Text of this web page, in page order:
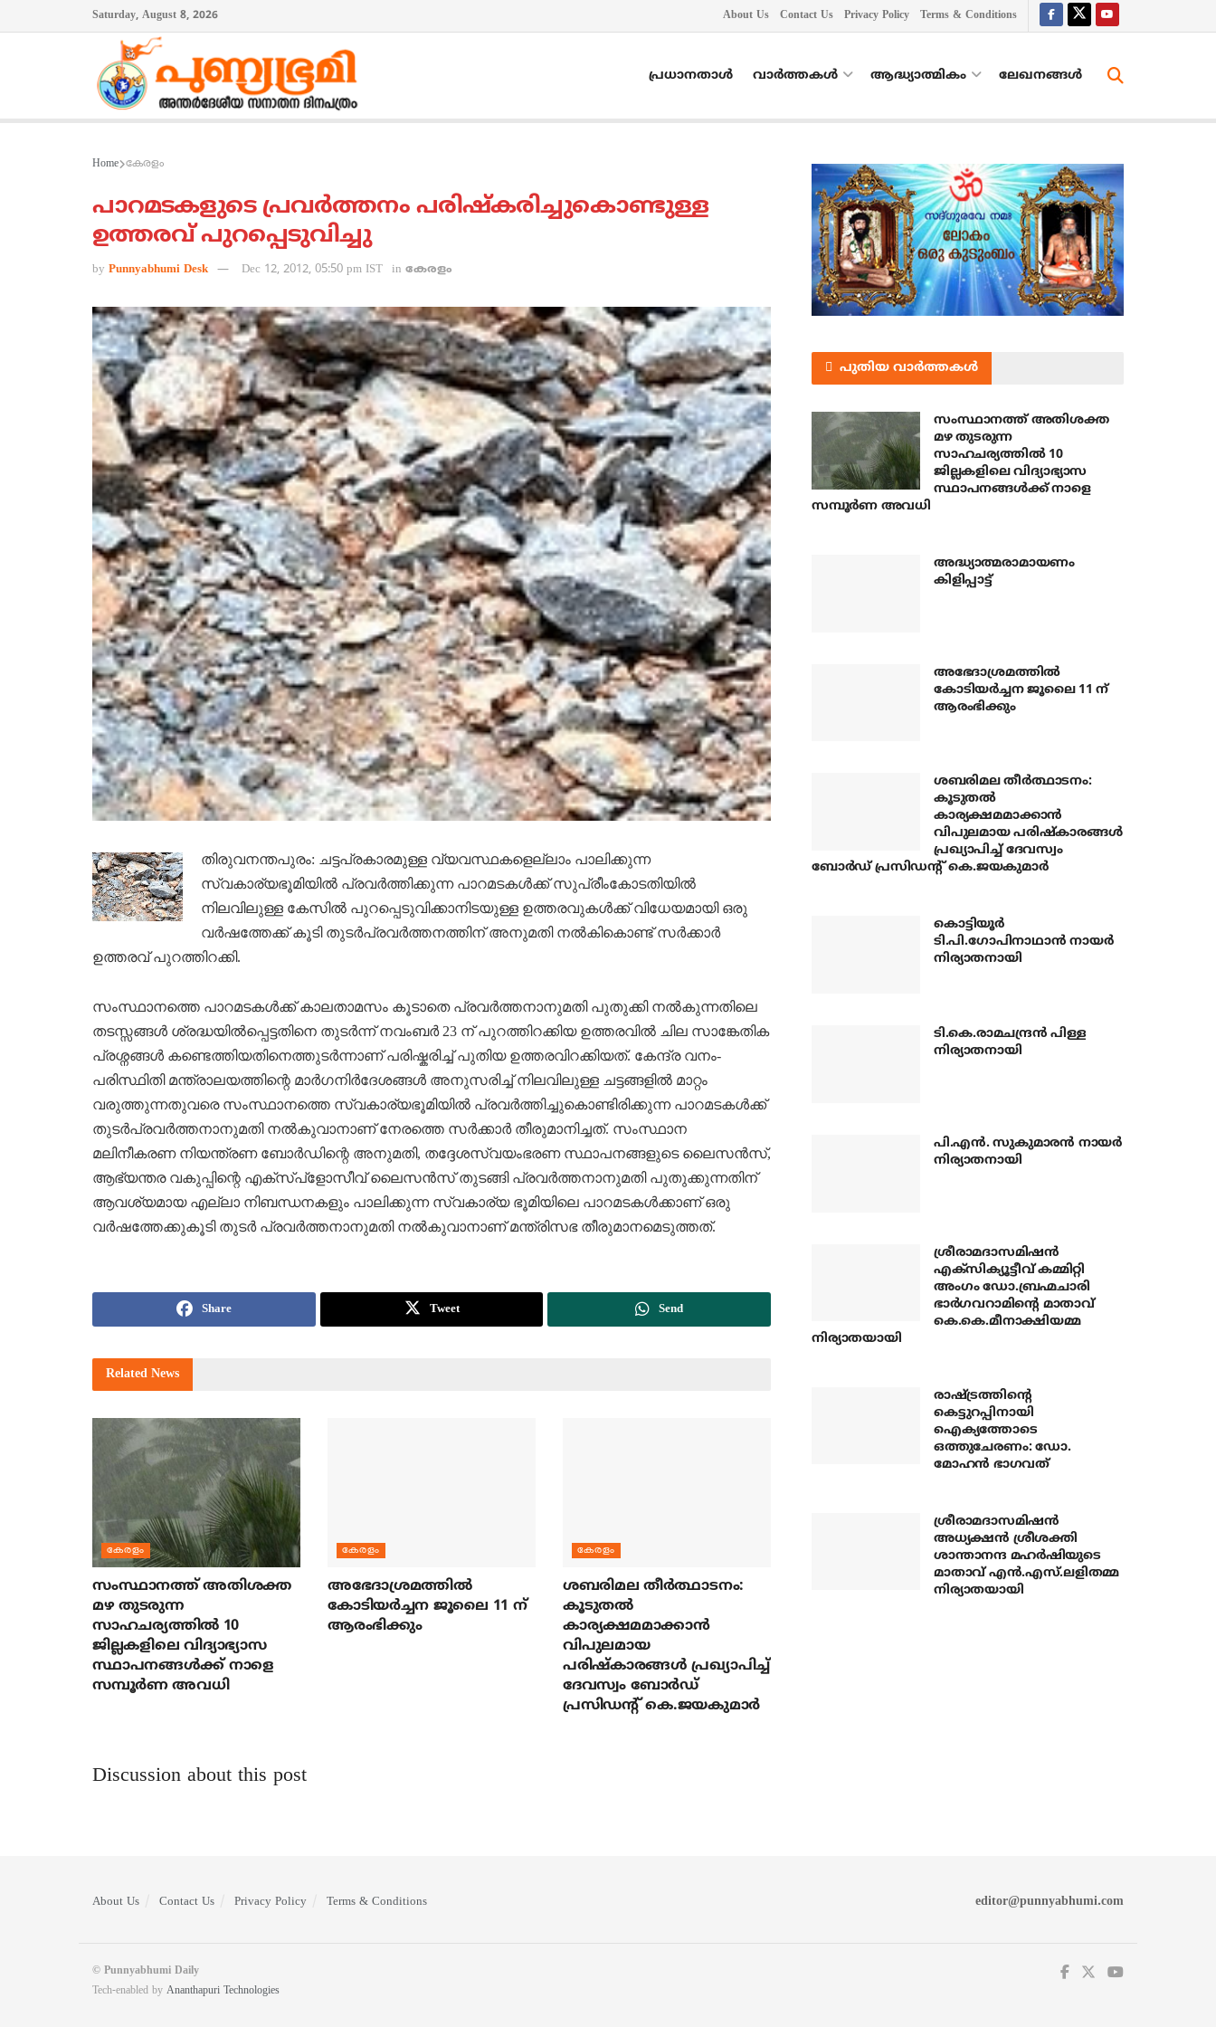
Saturday, August 8, 2026 About Us Contact Us Privacy Policy Terms & Conditions
പ്രധാനതാൾ വാർത്തകൾ ആദ്ധ്യാത്മികം ലേഖനങ്ങള്‍
Home കേരളം
പാറമടകളുടെ പ്രവര്‍ത്തനം പരിഷ്കരിച്ചുകൊണ്ടുള്ള
ഉത്തരവ് പുറപ്പെടുവിച്ചു
by Punnyabhumi Desk Dec 12, 2012, 05:50 pm IST in കേരളം
തിരുവനന്തപുരം: ചട്ടപ്രകാരമുള്ള വ്യവസ്ഥകളെല്ലാം പാലിക്കുന്ന
സ്വകാര്യഭൂമിയില്‍ പ്രവര്‍ത്തിക്കുന്ന പാറമടകള്‍ക്ക് സുപ്രീംകോടതിയില്‍
നിലവിലുള്ള കേസില്‍ പുറപ്പെടുവിക്കാനിടയുള്ള ഉത്തരവുകള്‍ക്ക് വിധേയമായി ഒരു
വര്‍ഷത്തേക്ക് കൂടി തുടര്‍പ്രവര്‍ത്തനത്തിന് അനുമതി നല്‍കികൊണ്ട് സര്‍ക്കാര്‍
ഉത്തരവ് പുറത്തിറക്കി.
സംസ്ഥാനത്തെ പാറമടകള്‍ക്ക് കാലതാമസം കൂടാതെ പ്രവര്‍ത്തനാനുമതി പുതുക്കി നല്‍കുന്നതിലെ
തടസ്സങ്ങള്‍ ശ്രദ്ധയില്‍പ്പെട്ടതിനെ തുടര്‍ന്ന് നവംബര്‍ 23 ന് പുറത്തിറക്കിയ ഉത്തരവില്‍ ചില സാങ്കേതിക
പ്രശ്നങ്ങള്‍ കണ്ടെത്തിയതിനെത്തുടര്‍ന്നാണ് പരിഷ്കരിച്ച് പുതിയ ഉത്തരവിറക്കിയത്. കേന്ദ്ര വനം-
പരിസ്ഥിതി മന്ത്രാലയത്തിന്റെ മാര്‍ഗനിര്‍ദേശങ്ങള്‍ അനുസരിച്ച് നിലവിലുള്ള ചട്ടങ്ങളില്‍ മാറ്റം
വരുത്തുന്നതുവരെ സംസ്ഥാനത്തെ സ്വകാര്യഭൂമിയില്‍ പ്രവര്‍ത്തിച്ചുകൊണ്ടിരിക്കുന്ന പാറമടകള്‍ക്ക്
തുടര്‍പ്രവര്‍ത്തനാനുമതി നല്‍കുവാനാണ് നേരത്തെ സര്‍ക്കാര്‍ തീരുമാനിച്ചത്. സംസ്ഥാന
മലിനീകരണ നിയന്ത്രണ ബോര്‍ഡിന്റെ അനുമതി, തദ്ദേശസ്വയംഭരണ സ്ഥാപനങ്ങളുടെ ലൈസന്‍സ്,
ആഭ്യന്തര വകുപ്പിന്റെ എക്സ്പ്ളോസീവ് ലൈസന്‍സ് തുടങ്ങി പ്രവര്‍ത്തനാനുമതി പുതുക്കുന്നതിന്
ആവശ്യമായ എല്ലാ നിബന്ധനകളും പാലിക്കുന്ന സ്വകാര്യ ഭൂമിയിലെ പാറമടകള്‍ക്കാണ് ഒരു
വര്‍ഷത്തേക്കുകൂടി തുടര്‍ പ്രവര്‍ത്തനാനുമതി നല്‍കുവാനാണ് മന്ത്രിസഭ തീരുമാനമെടുത്തത്.
Share Tweet Send
Related News
കേരളം
സംസ്ഥാനത്ത് അതിശക്ത
മഴ തുടരുന്ന
സാഹചര്യത്തിൽ 10
ജില്ലകളിലെ വിദ്യാഭ്യാസ
സ്ഥാപനങ്ങൾക്ക് നാളെ
സമ്പൂർണ അവധി
കേരളം
അഭേദാശ്രമത്തില്‍
കോടിയര്‍ച്ചന ജൂലൈ 11 ന്
ആരംഭിക്കും
കേരളം
ശബരിമല തീര്‍ത്ഥാടനം:
കൂടുതല്‍
കാര്യക്ഷമമാക്കാന്‍
വിപുലമായ
പരിഷ്‌കാരങ്ങള്‍ പ്രഖ്യാപിച്ച്
ദേവസ്വം ബോര്‍ഡ്
പ്രസിഡന്റ് കെ.ജയകുമാര്‍
Discussion about this post
പുതിയ വാർത്തകൾ
സംസ്ഥാനത്ത് അതിശക്ത
മഴ തുടരുന്ന
സാഹചര്യത്തിൽ 10
ജില്ലകളിലെ വിദ്യാഭ്യാസ
സ്ഥാപനങ്ങൾക്ക് നാളെ
സമ്പൂർണ അവധി
അദ്ധ്യാത്മരാമായണം
കിളിപ്പാട്ട്
അഭേദാശ്രമത്തില്‍
കോടിയര്‍ച്ചന ജൂലൈ 11 ന്
ആരംഭിക്കും
ശബരിമല തീര്‍ത്ഥാടനം:
കൂടുതല്‍
കാര്യക്ഷമമാക്കാന്‍
വിപുലമായ പരിഷ്‌കാരങ്ങള്‍
പ്രഖ്യാപിച്ച് ദേവസ്വം
ബോര്‍ഡ് പ്രസിഡന്റ് കെ.ജയകുമാര്‍
കൊട്ടിയൂര്‍
ടി.പി.ഗോപിനാഥാന്‍ നായര്‍
നിര്യാതനായി
ടി.കെ.രാമചന്ദ്രന്‍ പിള്ള
നിര്യാതനായി
പി.എന്‍. സുകുമാരന്‍ നായര്‍
നിര്യാതനായി
ശ്രീരാമദാസമിഷന്‍
എക്‌സിക്യൂട്ടീവ് കമ്മിറ്റി
അംഗം ഡോ.ബ്രഹ്മചാരി
ഭാര്‍ഗവറാമിന്റെ മാതാവ്
കെ.കെ.മീനാക്ഷിയമ്മ
നിര്യാതയായി
രാഷ്ട്രത്തിന്റെ
കെട്ടുറപ്പിനായി
ഐക്യത്തോടെ
ഒത്തുചേരണം: ഡോ.
മോഹന്‍ ഭാഗവത്
ശ്രീരാമദാസമിഷന്‍
അധ്യക്ഷന്‍ ശ്രീശക്തി
ശാന്താനന്ദ മഹര്‍ഷിയുടെ
മാതാവ് എന്‍.എസ്.ലളിതമ്മ
നിര്യാതയായി
About Us Contact Us Privacy Policy Terms & Conditions editor@punnyabhumi.com
© Punnyabhumi Daily
Tech-enabled by Ananthapuri Technologies